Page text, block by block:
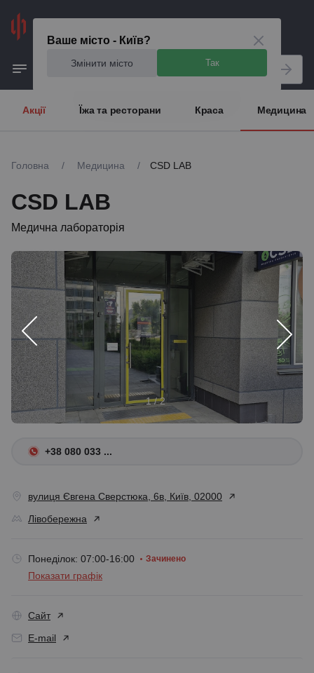
Ваше місто - Київ?
Змінити місто Так
Акції Їжа та ресторани Краса Медицина
Головна / Медицина / CSD LAB
CSD LAB
Медична лабораторія
1 / 2
+38 080 033 ...
вулиця Євгена Сверстюка, 6в, Київ, 02000
Лівобережна
Понеділок: 07:00-16:00 Зачинено
Показати графік
Сайт
E-mail